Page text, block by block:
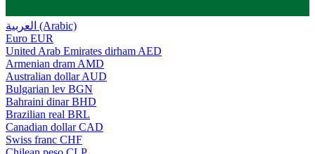
العربية (Arabic)
Euro EUR
United Arab Emirates dirham AED
Armenian dram AMD
Australian dollar AUD
Bulgarian lev BGN
Bahraini dinar BHD
Brazilian real BRL
Canadian dollar CAD
Swiss franc CHF